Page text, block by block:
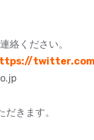
絡ください。
きます。